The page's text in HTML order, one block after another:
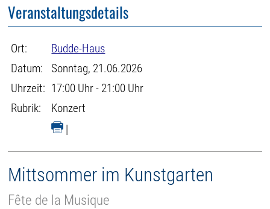
Veranstaltungsdetails
Ort:
Budde-Haus
Datum:
Sonntag, 21.06.2026
Uhrzeit: 17:00 Uhr - 21:00 Uhr
Rubrik:
Konzert
|
Mittsommer im Kunstgarten
Fête de la Musique